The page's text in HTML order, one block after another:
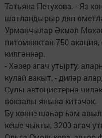
Татьяна Петухова. - Яз
шатландырыр дип
Урманчылар Әкмәл
питомниктан 750
килгәннәр.
- Хәзер агач утырту,
кулай вакыт, - диләр
Сулы автоцистерна
вокзалы янына китәчәк.
Бу көнне шәһәр һәм
кеше чыкты, 3200 агач